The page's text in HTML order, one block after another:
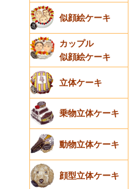
似顔絵ケーキ
カップル
似顔絵ケーキ
立体ケーキ
乗物立体ケーキ
動物立体ケーキ
顔型立体ケーキ